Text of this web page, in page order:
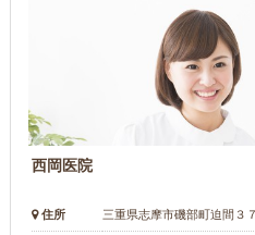
西岡医院
住所 三重県志摩市磯部町迫間３